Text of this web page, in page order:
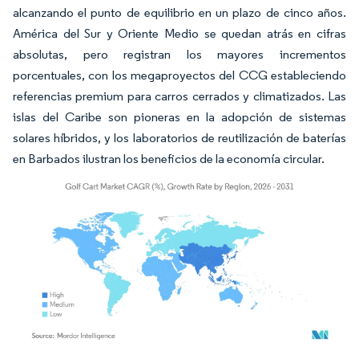
alcanzando el punto de equilibrio en un plazo de cinco años.
América del Sur y Oriente Medio se quedan atrás en cifras
absolutas, pero registran los mayores incrementos
porcentuales, con los megaproyectos del CCG estableciendo
referencias premium para carros cerrados y climatizados. Las
islas del Caribe son pioneras en la adopción de sistemas
solares híbridos, y los laboratorios de reutilización de baterías
en Barbados ilustran los beneficios de la economía circular.